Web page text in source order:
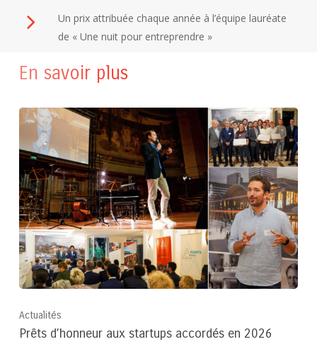
Un prix attribuée chaque année à l’équipe lauréate
de « Une nuit pour entreprendre »
En savoir plus
Actualités
Prêts d’honneur aux startups accordés en 2026